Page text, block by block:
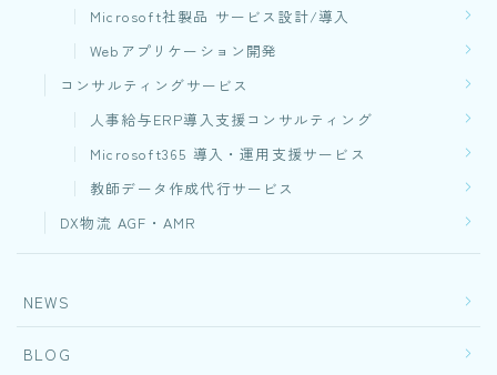
Microsoft社製品 サービス設計/導入
Webアプリケーション開発​
コンサルティングサービス
人事給与ERP導入支援コンサルティング
Microsoft365 導入・運用支援サービス
教師データ作成代行サービス
DX物流 AGF・AMR
NEWS
BLOG